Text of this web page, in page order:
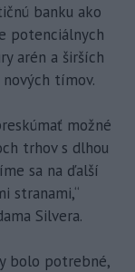
banku ako
potenciálnych
arén a širších
tímov.
možné
trhov s dlhou
sa na ďalší
stranami,“
Silvera.
bolo potrebné,